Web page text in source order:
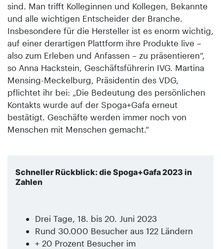
sind. Man trifft Kolleginnen und Kollegen, Bekannte
und alle wichtigen Entscheider der Branche.
Insbesondere für die Hersteller ist es enorm wichtig,
auf einer derartigen Plattform ihre Produkte live –
also zum Erleben und Anfassen – zu präsentieren“,
so Anna Hackstein, Geschäftsführerin IVG. Martina
Mensing-Meckelburg, Präsidentin des VDG,
pflichtet ihr bei: „Die Bedeutung des persönlichen
Kontakts wurde auf der Spoga+Gafa erneut
bestätigt. Geschäfte werden immer noch von
Menschen mit Menschen gemacht.“
Schneller Rückblick: die Spoga+Gafa 2023 in
Zahlen
Drei Tage, 18. bis 20. Juni 2023
Rund 30.000 Besucher aus 122 Ländern
+ 20 Prozent Besucher im